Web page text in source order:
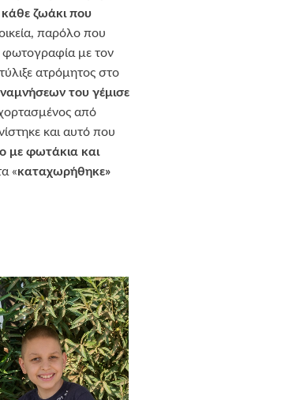
κάθε ζωάκι που
παρόλο που
φωτογραφία με τον
ατρόμητος στο
του γέμισε
από
και αυτό που
με φωτάκια και
«καταχωρήθηκε»